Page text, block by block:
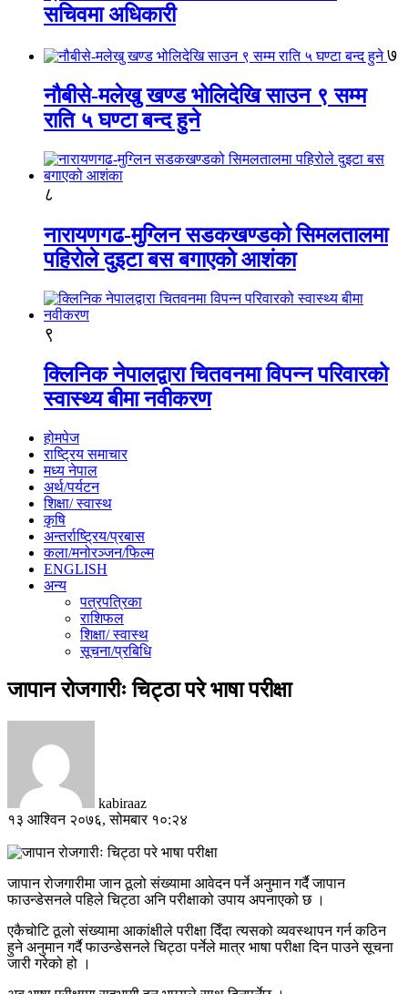
सचिवमा अधिकारी
७
नौबीसे-मलेखु खण्ड भोलिदेखि साउन ९ सम्म
राति ५ घण्टा बन्द हुने
८
नारायणगढ-मुग्लिन सडकखण्डको सिमलतालमा
पहिरोले दुइटा बस बगाएको आशंका
९
क्लिनिक नेपालद्वारा चितवनमा विपन्न परिवारको
स्वास्थ्य बीमा नवीकरण
होमपेज
राष्ट्रिय समाचार
मध्य नेपाल
अर्थ/पर्यटन
शिक्षा/ स्वास्थ
कृषि
अन्तर्राष्ट्रिय/प्रबास
कला/मनोरञ्जन/फिल्म
ENGLISH
अन्य
पत्रपत्रिका
राशिफल
शिक्षा/ स्वास्थ
सूचना/प्रबिधि
जापान रोजगारीः चिट्ठा परे भाषा परीक्षा
kabiraaz
१३ आश्विन २०७६, सोमबार १०:२४
जापान रोजगारीमा जान ठूलो संख्यामा आवेदन पर्ने अनुमान गर्दै जापान
फाउन्डेसनले पहिले चिट्ठा अनि परीक्षाको उपाय अपनाएको छ ।
एकैचोटि ठूलो संख्यामा आकांक्षीले परीक्षा दिँदा त्यसको व्यवस्थापन गर्न कठिन
हुने अनुमान गर्दै फाउन्डेसनले चिट्ठा पर्नेले मात्र भाषा परीक्षा दिन पाउने सूचना
जारी गरेको हो ।